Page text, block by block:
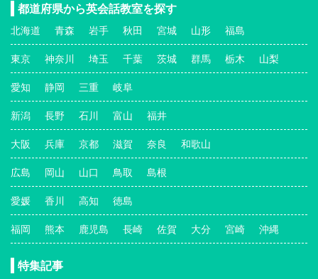
都道府県から英会話教室を探す
北海道 青森 岩手 秋田 宮城 山形 福島
東京 神奈川 埼玉 千葉 茨城 群馬 栃木 山梨
愛知 静岡 三重 岐阜
新潟 長野 石川 富山 福井
大阪 兵庫 京都 滋賀 奈良 和歌山
広島 岡山 山口 鳥取 島根
愛媛 香川 高知 徳島
福岡 熊本 鹿児島 長崎 佐賀 大分 宮崎 沖縄
特集記事